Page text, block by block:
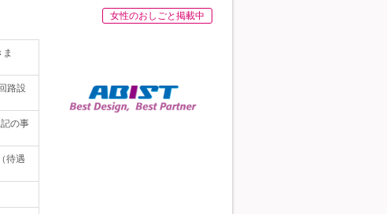
女性のおしごと掲載中
路設
の事
待遇